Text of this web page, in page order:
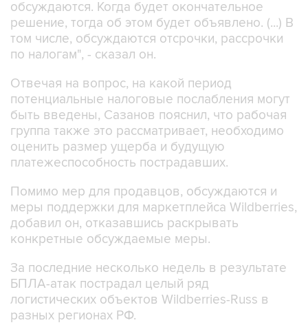
обсуждаются. Когда будет окончательное
решение, тогда об этом будет объявлено. (...) В
том числе, обсуждаются отсрочки, рассрочки
по налогам", - сказал он.
Отвечая на вопрос, на какой период
потенциальные налоговые послабления могут
быть введены, Сазанов пояснил, что рабочая
группа также это рассматривает, необходимо
оценить размер ущерба и будущую
платежеспособность пострадавших.
Помимо мер для продавцов, обсуждаются и
меры поддержки для маркетплейса Wildberries,
добавил он, отказавшись раскрывать
конкретные обсуждаемые меры.
За последние несколько недель в результате
БПЛА-атак пострадал целый ряд
логистических объектов Wildberries-Russ в
разных регионах РФ.